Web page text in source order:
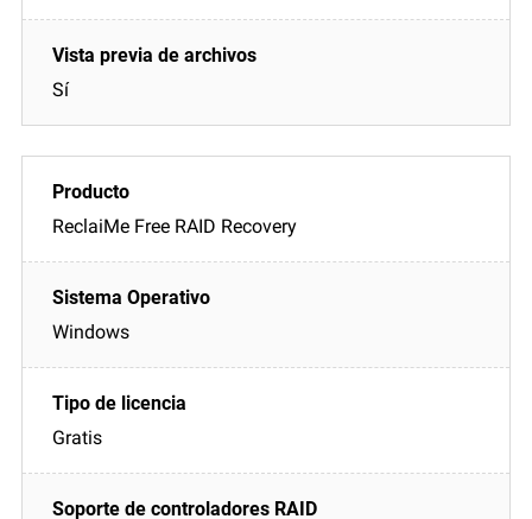
Sí
ReclaiMe Free RAID Recovery
Windows
Gratis